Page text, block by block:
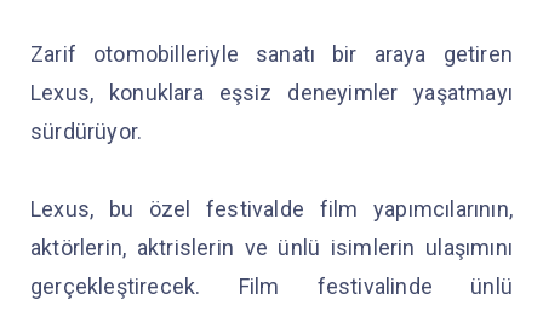
Zarif otomobilleriyle sanatı bir araya getiren
Lexus, konuklara eşsiz deneyimler yaşatmayı
sürdürüyor.
Lexus, bu özel festivalde film yapımcılarının,
aktörlerin, aktrislerin ve ünlü isimlerin ulaşımını
gerçekleştirecek. Film festivalinde ünlü